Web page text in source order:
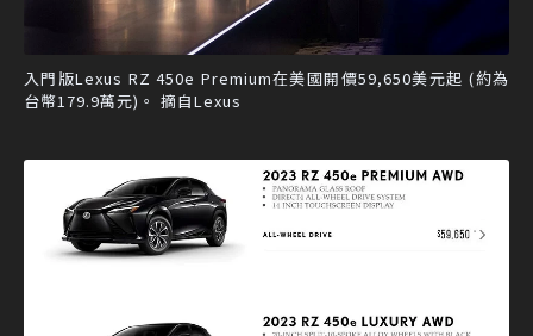
入門版Lexus RZ 450e Premium在美國開價59,650美元起 (約為
台幣179.9萬元)。 摘自Lexus